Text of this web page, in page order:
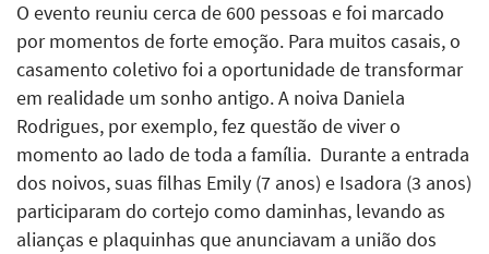
O evento reuniu cerca de 600 pessoas e foi marcado
por momentos de forte emoção. Para muitos casais, o
casamento coletivo foi a oportunidade de transformar
em realidade um sonho antigo. A noiva Daniela
Rodrigues, por exemplo, fez questão de viver o
momento ao lado de toda a família. Durante a entrada
dos noivos, suas filhas Emily (7 anos) e Isadora (3 anos)
participaram do cortejo como daminhas, levando as
alianças e plaquinhas que anunciavam a união dos